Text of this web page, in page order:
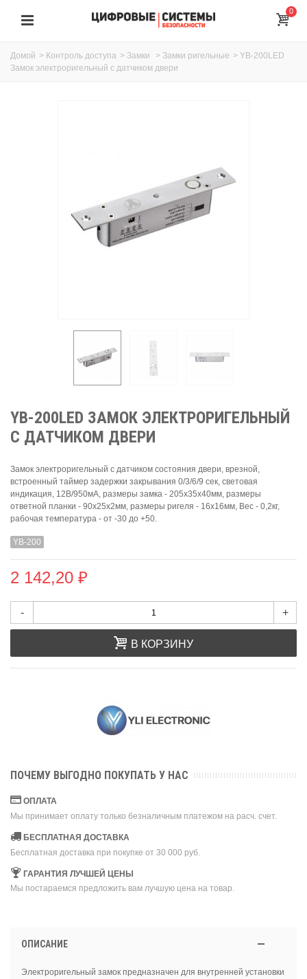
0
Домой > Контроль доступа > Замки > Замки ригельные > YB-200LED
Замок электроригельный с датчиком двери
YB-200LED ЗАМОК ЭЛЕКТРОРИГЕЛЬНЫЙ
С ДАТЧИКОМ ДВЕРИ
Замок электроригельный с датчиком состояния двери, врезной,
встроенный таймер задержки закрывания 0/3/6/9 сек, световая
индикация, 12В/950мА, размеры замка - 205х35х40мм, размеры
ответной планки - 90х25х2мм, размеры ригеля - 16х16мм, Вес - 0,2кг,
рабочая температура - от -30 до +50.
YB-200
2 142,20 ₽
- +
В КОРЗИНУ
ПОЧЕМУ ВЫГОДНО ПОКУПАТЬ У НАС
ОПЛАТА
Мы принимает оплату только безналичным платежом на расч. счет.
БЕСПЛАТНАЯ ДОСТАВКА
Бесплатная доставка при покупке от 30 000 руб.
ГАРАНТИЯ ЛУЧШЕЙ ЦЕНЫ
Мы постараемся предложить вам лучшую цена на товар.
ОПИСАНИЕ
Электроригельный замок предназначен для внутренней установки